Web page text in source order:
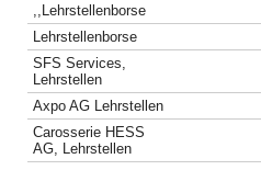
,,Lehrstellenborse
Lehrstellenborse
SFS Services,
Lehrstellen
Axpo AG Lehrstellen
Carosserie HESS
AG, Lehrstellen